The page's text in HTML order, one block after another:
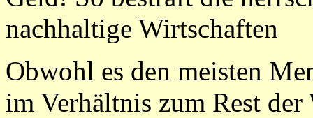
nachhaltige Wirtschaften
Obwohl es den meisten
im Verhältnis zum Rest